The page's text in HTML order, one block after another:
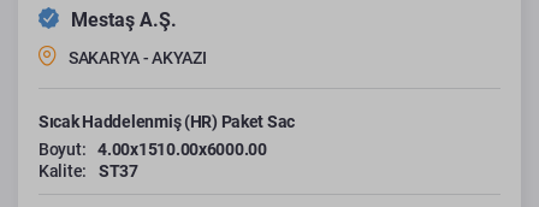
Mestaş A.Ş.
SAKARYA - AKYAZI
Sıcak Haddelenmiş (HR) Paket Sac
Boyut:
4.00x1510.00x6000.00
Kalite:
ST37